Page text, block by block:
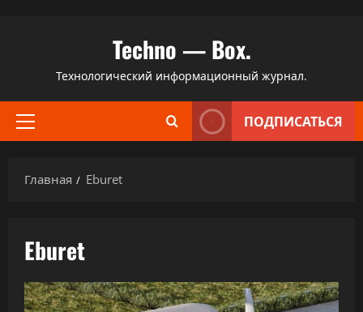
содержимому
Techno — Box.
Технологический информационный журнал.
Основное
ПОДПИСАТЬСЯ
Главная Eburet
Eburet